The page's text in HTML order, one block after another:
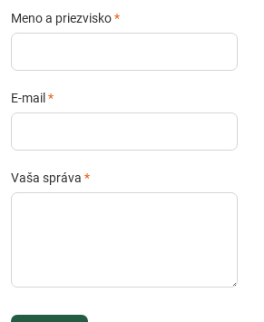
Meno a priezvisko*
E-mail *
Vaša správa *